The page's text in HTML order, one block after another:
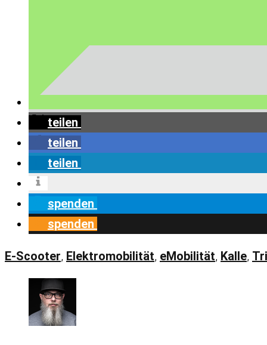
teilen
teilen
teilen
spenden
spenden
E-Scooter, Elektromobilität, eMobilität, Kalle,